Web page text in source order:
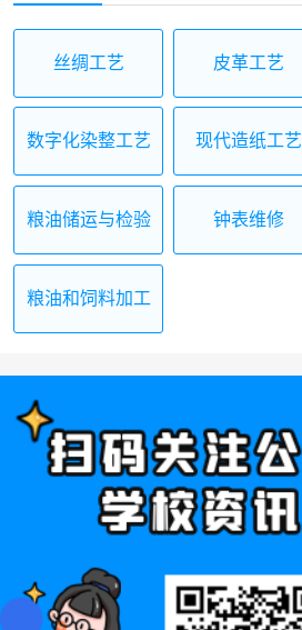
丝绸工艺 皮革工艺
数字化染整工艺 现代造纸工艺
粮油储运与检验
钟表维修
粮油和饲料加工